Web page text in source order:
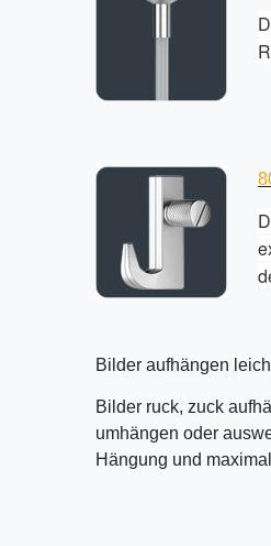
Bilder aufhängen
Bilder ruck, zuck
umhängen oder
Hängung und